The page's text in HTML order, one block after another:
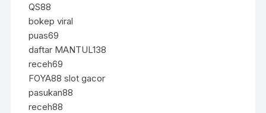
QS88
bokep viral
puas69
daftar MANTUL138
receh69
FOYA88 slot gacor
pasukan88
receh88